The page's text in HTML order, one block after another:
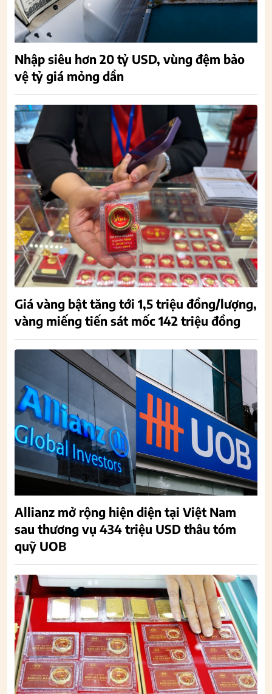
Nhập siêu hơn 20 tỷ USD, vùng đệm bảo
vệ tỷ giá mỏng dần
Giá vàng bật tăng tới 1,5 triệu đồng/lượng,
vàng miếng tiến sát mốc 142 triệu đồng
Allianz mở rộng hiện diện tại Việt Nam
sau thương vụ 434 triệu USD thâu tóm
quỹ UOB